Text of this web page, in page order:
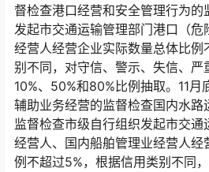
督检查港口经营和安全管理行为的
发起市交通运输管理部门港口（危
经营人经营企业实际数量总体比例
别不同，对守信、警示、失信、严
10%、50%和80%比例抽取。11月
辅助业务经营的监督检查国内水路
监督检查市级自行组织发起市交
经营人、国内船舶管理业经营人经
例不超过5%，根据信用类别不同